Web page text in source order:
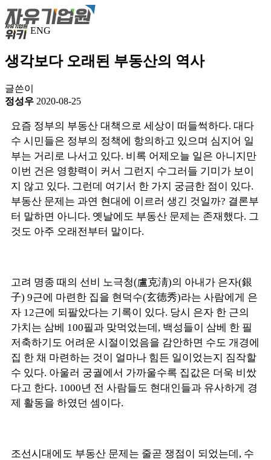
ENG
생각보다 오래된 부동산의 역사
글쓴이
정성우 2020-08-25
요즘 정부의 부동산 대책으로 세상이 떠들썩하다. 대다
수 시민들은 정부의 정책에 항의하고 있으며 심지어 일
부는 거리로 나서고 있다. 비록 어제오늘 일은 아니지만
이번 건은 영향력이 커서 그런지 수그러들 기미가 보이
지 않고 있다. 그런데 여기서 한 가지 궁금한 점이 있다.
부동산 문제는 과연 현대에 이르러 생긴 것일까? 결론부
터 말하면 아니다. 옛날에도 부동산 문제는 존재했다. 그
것도 아주 오래전부터 말이다.
고려 명종 때의 선비 노극청(盧克淸)의 아내가 은자(銀
子) 9근에 마련한 집을 현덕수(玄德秀)라는 사람에게 은
자 12근에 되팔았다는 기록이 있다. 당시 은자 한 근의
가치는 삼베 100필과 맞먹었는데, 백성들이 삼베 한 필
저축하기도 어려운 시절이었음을 감안하면 수도 개경에
집 한 채 마련하는 것이 얼마나 힘든 일이었는지 짐작할
수 있다. 아울러 궁궐에서 가까울수록 집값은 더욱 비쌌
다고 한다. 1000년 전 사람들도 현대인들과 유사하게 경
제 활동을 하였던 셈이다.
조선시대에도 부동산 문제는 줄곧 쟁점이 되었는데, 수